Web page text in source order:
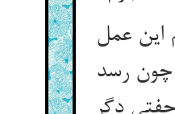
این عمل
چون رسد
دگر